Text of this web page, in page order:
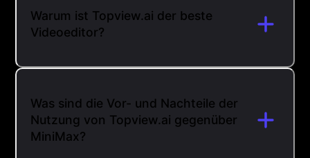
Warum ist Topview.ai der beste
Videoeditor?
Was sind die Vor- und Nachteile der
Nutzung von Topview.ai gegenüber
MiniMax?